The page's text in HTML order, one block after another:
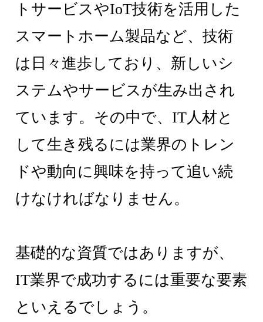
トサービスやIoT技術を活用した
スマートホーム製品など、技術
は日々進歩しており、新しいシ
ステムやサービスが生み出され
ています。その中で、IT人材と
して生き残るには業界のトレン
ドや動向に興味を持って追い続
けなければなりません。
基礎的な資質ではありますが、
IT業界で成功するには重要な要素
といえるでしょう。